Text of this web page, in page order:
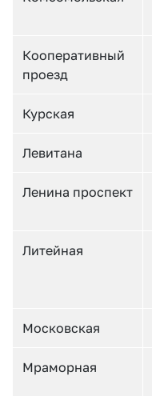
Кооперативный
проезд
Курская
Левитана
Ленина проспект
Литейная
Московская
Мраморная